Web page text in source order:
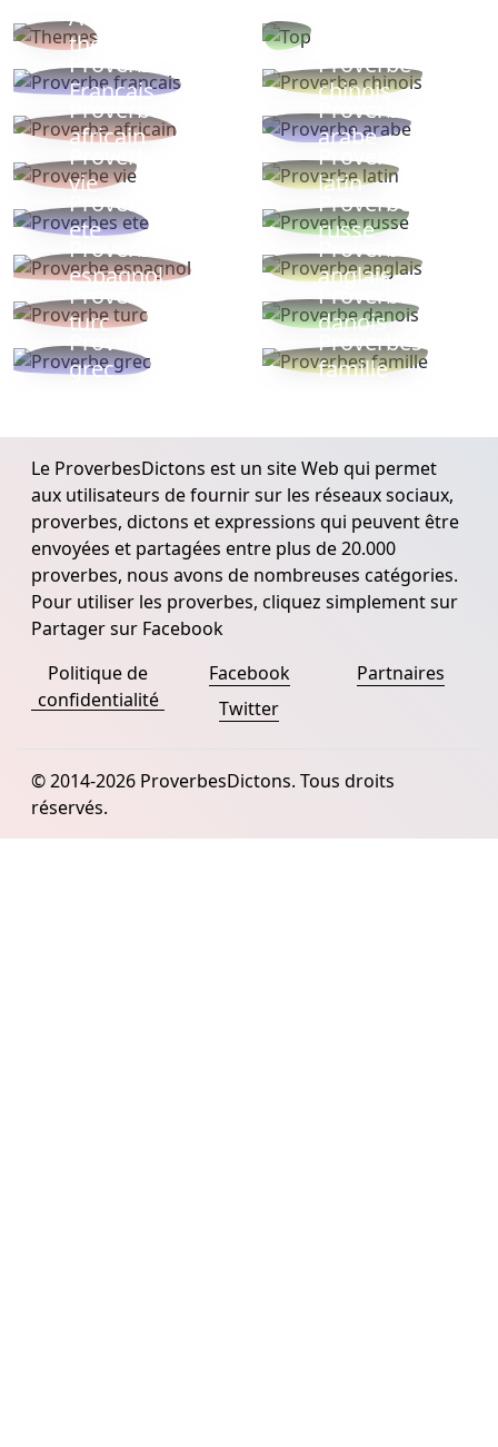
Autres
thèmes
Proverbe
Français
Proverbe
chinois
Proverbe
africain
Proverbe
arabe
Proverbe
vie
Proverbe
latin
Proverbes
ete
Proverbe
russe
Proverbe
espagnol
Proverbe
anglais
Proverbe
turc
Proverbe
danois
Proverbe
grec
Proverbes
famille
Le ProverbesDictons est un site Web qui permet
aux utilisateurs de fournir sur les réseaux sociaux,
proverbes, dictons et expressions qui peuvent être
envoyées et partagées entre plus de 20.000
proverbes, nous avons de nombreuses catégories.
Pour utiliser les proverbes, cliquez simplement sur
Partager sur Facebook
Politique de
confidentialité
Facebook
Twitter
Partnaires
© 2014-2026 ProverbesDictons. Tous droits
réservés.